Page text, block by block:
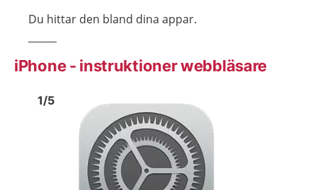
Du hittar den bland dina appar.
iPhone - instruktioner webbläsare
Bild 1
1/5
Visa föregående bild